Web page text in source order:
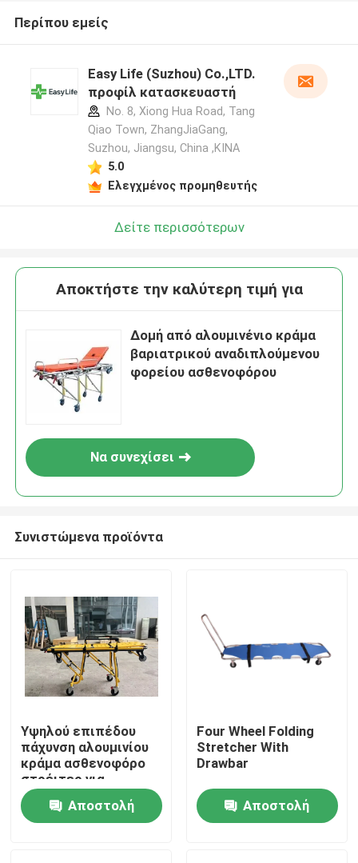
Σπίτι
Προϊόντα
Περίπου εμείς
Easy Life (Suzhou) Co.,LTD.
προφίλ κατασκευαστή
No. 8, Xiong Hua Road, Tang
Qiao Town, ZhangJiaGang,
Suzhou, Jiangsu, China ,ΚΙΝΑ
5.0
Ελεγχμένος προμηθευτής
Δείτε περισσότερων
Αποκτήστε την καλύτερη τιμή για
Δομή από αλουμινένιο κράμα
βαριατρικού αναδιπλούμενου
φορείου ασθενοφόρου
Να συνεχίσει
Συνιστώμενα προϊόντα
Υψηλού επιπέδου
πάχυνση αλουμινίου
κράμα ασθενοφόρο
στρέιτερ για
διάσωση έκτακτης
ανάγκης με
ρυθμιζόμενο ύψος
Αποστολή
Four Wheel Folding
Stretcher With
Drawbar
Αποστολή